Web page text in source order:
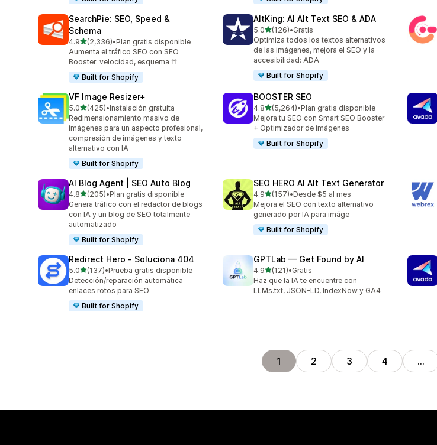
SearchPie: SEO, Speed &
Schema
4.9de 5 estrellas
(2,336)
2336 reseñas en total
•Plan gratis disponible
Aumenta el tráfico SEO con SEO
Booster: velocidad, esquema ⇈
Built for Shopify
AltKing: AI Alt Text SEO & ADA
5.0de 5 estrellas
(126)
126 reseñas en total
•Gratis
Optimiza todos los textos alternativos
de las imágenes, mejora el SEO y la
accesibilidad: ADA
Built for Shopify
VF Image Resizer+
5.0de 5 estrellas
(425)
425 reseñas en total
•Instalación gratuita
Redimensionamiento masivo de
imágenes para un aspecto profesional,
compresión de imágenes y texto
alternativo con IA
Built for Shopify
BOOSTER SEO
4.8de 5 estrellas
(5,264)
5264 reseñas en total
•Plan gratis disponible
Mejora tu SEO con Smart SEO Booster
+ Optimizador de imágenes
Built for Shopify
AI Blog Agent | SEO Auto Blog
4.8de 5 estrellas
(205)
205 reseñas en total
•Plan gratis disponible
Genera tráfico con el redactor de blogs
con IA y un blog de SEO totalmente
automatizado
Built for Shopify
SEO HERO AI Alt Text Generator
4.9de 5 estrellas
(157)
157 reseñas en total
•Desde $5 al mes
Mejora el SEO con texto alternativo
generado por IA para imáge
Built for Shopify
Redirect Hero ‑ Soluciona 404
5.0de 5 estrellas
(137)
137 reseñas en total
•Prueba gratis disponible
Detección/reparación automática
enlaces rotos para SEO
Built for Shopify
GPTLab — Get Found by AI
4.9de 5 estrellas
(121)
121 reseñas en total
•Gratis
Haz que la IA te encuentre con
LLMs.txt, JSON-LD, IndexNow y GA4
1 2 3 4 …